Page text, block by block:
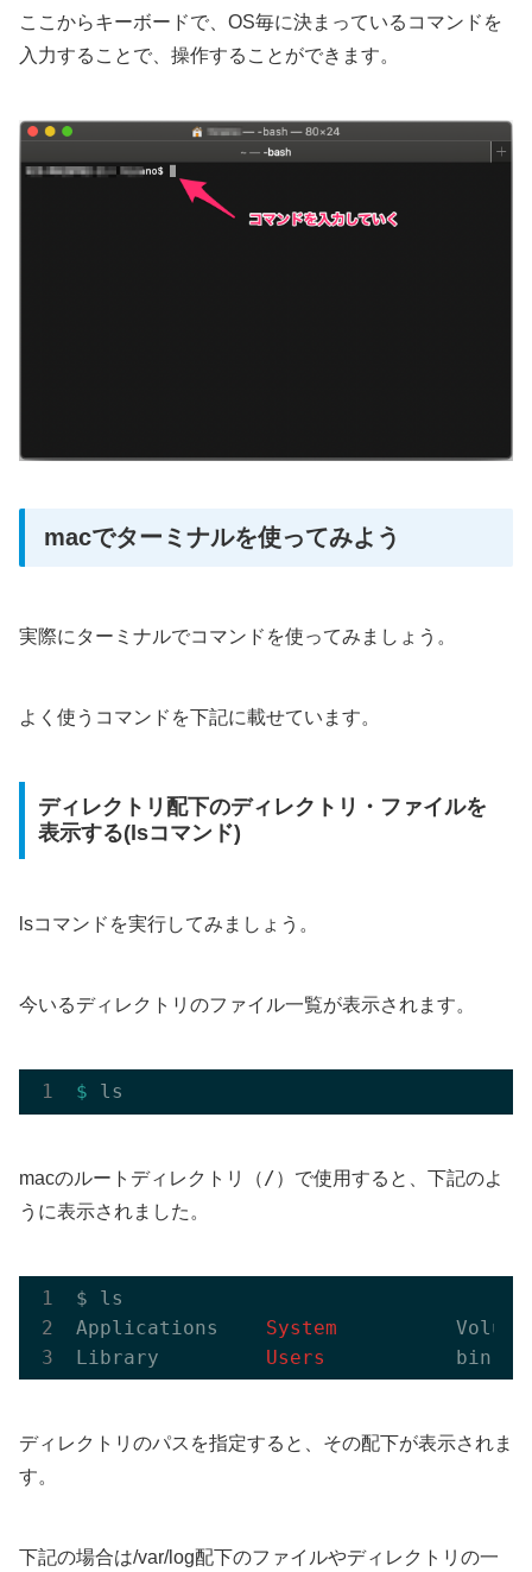
ここからキーボードで、OS毎に決まっているコマンドを
入力することで、操作することができます。
macでターミナルを使ってみよう
実際にターミナルでコマンドを使ってみましょう。
よく使うコマンドを下記に載せています。
ディレクトリ配下のディレクトリ・ファイルを
表示する(lsコマンド)
lsコマンドを実行してみましょう。
今いるディレクトリのファイル一覧が表示されます。
$
macのルートディレクトリ（ /）で使用すると、下記のよ
うに表示されました。
$ ls
Applications
System
Library
Users
ディレクトリのパスを指定すると、その配下が表示されま
す。
下記の場合は/var/log配下のファイルやディレクトリの一